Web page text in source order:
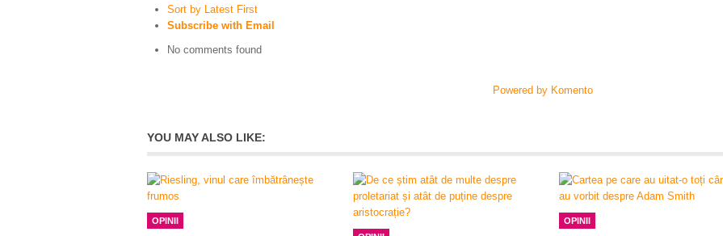
Sort by Latest First
Subscribe with Email
No comments found
Powered by Komento
YOU MAY ALSO LIKE:
OPINII
OPINII